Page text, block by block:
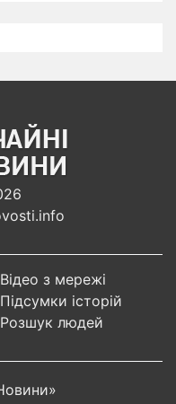
Відео з мережі
Підсумки історій
Розшук людей